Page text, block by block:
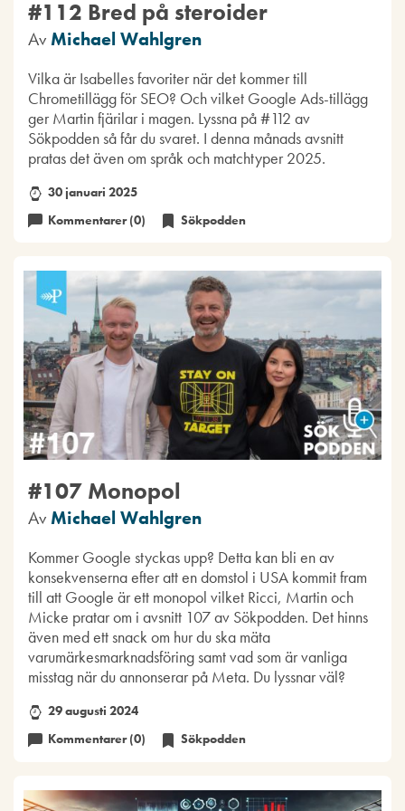
#112 Bred på steroider
Av Michael Wahlgren
Vilka är Isabelles favoriter när det kommer till
Chrometillägg för SEO? Och vilket Google Ads-tillägg
ger Martin fjärilar i magen. Lyssna på #112 av
Sökpodden så får du svaret. I denna månads avsnitt
pratas det även om språk och matchtyper 2025.
30 januari 2025
Kommentarer (0)
Sökpodden
#107 Monopol
Av Michael Wahlgren
Kommer Google styckas upp? Detta kan bli en av
konsekvenserna efter att en domstol i USA kommit fram
till att Google är ett monopol vilket Ricci, Martin och
Micke pratar om i avsnitt 107 av Sökpodden. Det hinns
även med ett snack om hur du ska mäta
varumärkesmarknadsföring samt vad som är vanliga
misstag när du annonserar på Meta. Du lyssnar väl?
29 augusti 2024
Kommentarer (0)
Sökpodden